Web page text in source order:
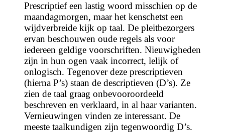
Prescriptief een lastig woord misschien op de
maandagmorgen, maar het kenschetst een
wijdverbreide kijk op taal. De pleitbezorgers
ervan beschouwen oude regels als voor
iedereen geldige voorschriften. Nieuwigheden
zijn in hun ogen vaak incorrect, lelijk of
onlogisch. Tegenover deze prescriptieven
(hierna P’s) staan de descriptieven (D’s). Ze
zien de taal graag onbevooroordeeld
beschreven en verklaard, in al haar varianten.
Vernieuwingen vinden ze interessant. De
meeste taalkundigen zijn tegenwoordig D’s.